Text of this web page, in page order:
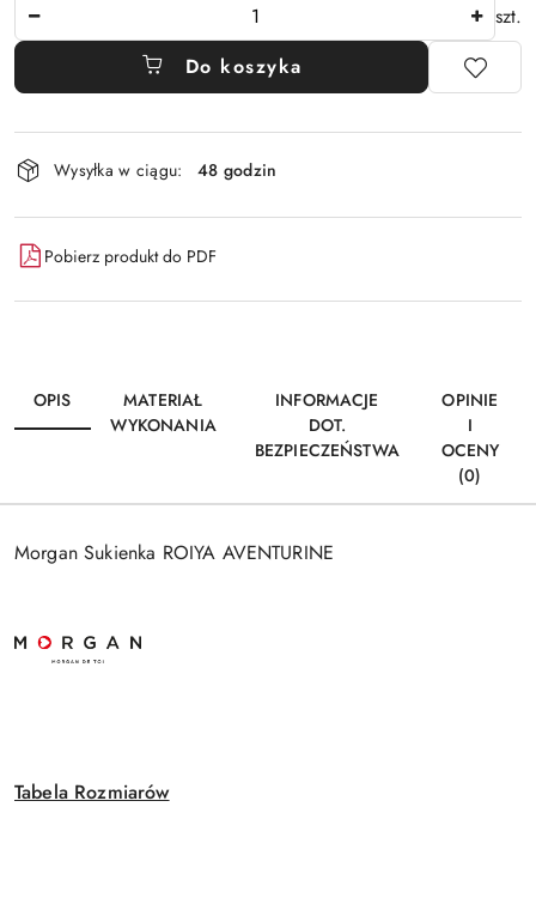
szt.
Do koszyka
Dostępność
i
dostawa
Wysyłka w ciągu: 48 godzin
Pobierz produkt do PDF
OPIS
MATERIAŁ
WYKONANIA
INFORMACJE
DOT.
BEZPIECZEŃSTWA
OPINIE
I
OCENY
(0)
Morgan Sukienka ROIYA AVENTURINE
Tabela Rozmiarów